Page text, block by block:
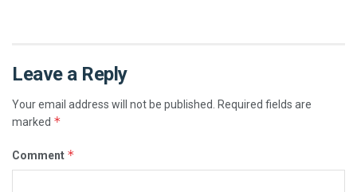
Leave a Reply
Your email address will not be published. Required fields are
marked *
Comment *